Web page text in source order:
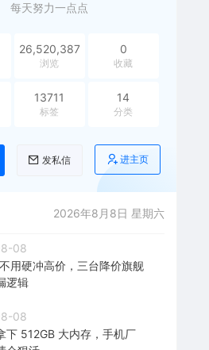
每天努力一点点
26,520,387
浏览
0
收藏
13711
标签
14
分类
发私信 进主页
2026年8月8日 星期六
08
用硬冲高价，三台降价旗舰
逻辑
08
下 512GB 大内存，手机厂